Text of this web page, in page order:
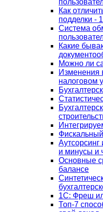
Как
подделки -
Система
Какие
Можно ли
Изменения
налоговом
и минусы и
Основные
балансе
1C: Фреш
Топ-7